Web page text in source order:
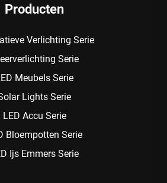
Producten
Verlichting Serie
Serie
Meubels Serie
Lights Serie
LED Accu Serie
Bloempotten Serie
Ijs Emmers Serie